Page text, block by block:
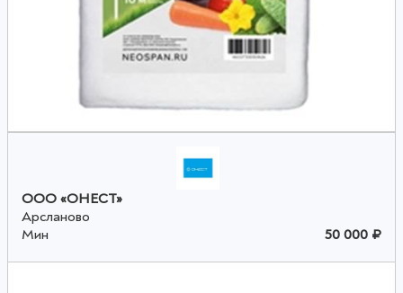
ООО «ОНЕСТ»
Арсланово
Мин
50 000 ₽